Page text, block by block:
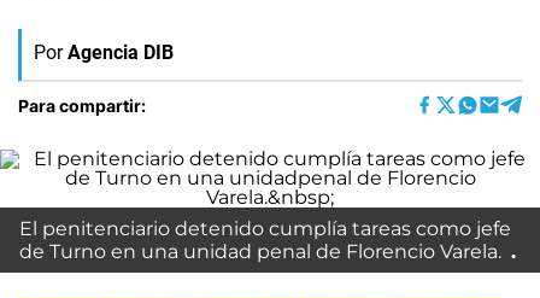
Por Agencia DIB
Para compartir:
El penitenciario detenido cumplía tareas como jefe
de Turno en una unidad penal de Florencio Varela.